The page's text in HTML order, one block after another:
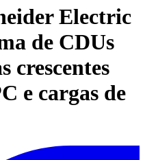
Electric
de CDUs
crescentes
e cargas de